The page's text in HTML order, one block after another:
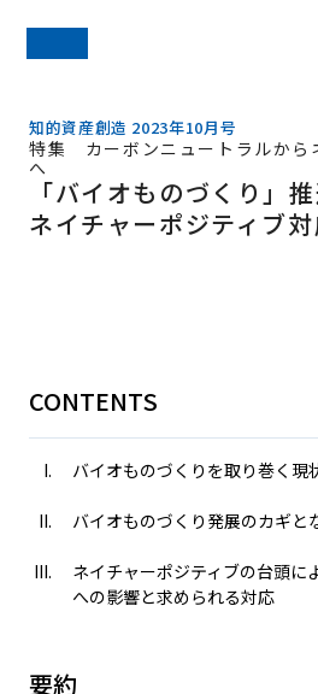
知的資産創造 2023年10月号
特集 カーボンニュートラルから
へ
「バイオものづくり」
ネイチャーポジティブ
CONTENTS
バイオものづくりを取り巻く現
バイオものづくり発展のカギと
ネイチャーポジティブの台頭に
への影響と求められる対応
要約